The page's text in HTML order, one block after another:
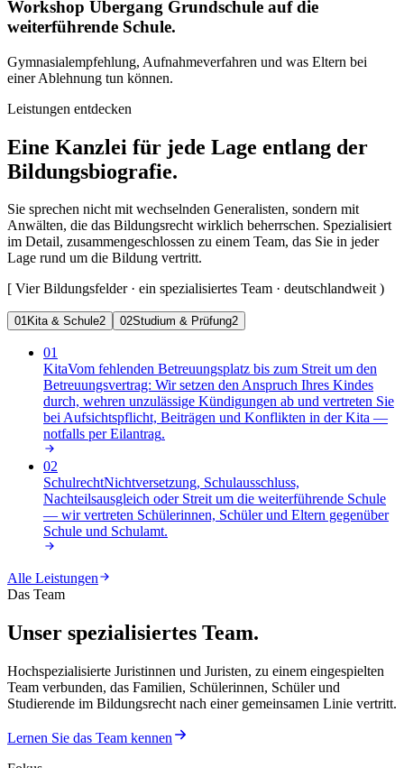
Workshop Übergang Grundschule auf die
weiterführende Schule.
Gymnasialempfehlung, Aufnahmeverfahren und was Eltern bei
einer Ablehnung tun können.
Leistungen entdecken
Eine Kanzlei für jede Lage entlang der
Bildungsbiografie.
Sie sprechen nicht mit wechselnden Generalisten, sondern mit
Anwälten, die das Bildungsrecht wirklich beherrschen. Spezialisiert
im Detail, zusammengeschlossen zu einem Team, das Sie in jeder
Lage rund um die Bildung vertritt.
[ Vier Bildungsfelder · ein spezialisiertes Team · deutschlandweit)
01Kita & Schule2 02Studium & Prüfung2
01
KitaVom fehlenden Betreuungsplatz bis zum Streit um den
Betreuungsvertrag: Wir setzen den Anspruch Ihres Kindes
durch, wehren unzulässige Kündigungen ab und vertreten Sie
bei Aufsichtspflicht, Beiträgen und Konflikten in der Kita —
notfalls per Eilantrag.
02
SchulrechtNichtversetzung, Schulausschluss,
Nachteilsausgleich oder Streit um die weiterführende Schule
— wir vertreten Schülerinnen, Schüler und Eltern gegenüber
Schule und Schulamt.
Alle Leistungen
Das Team
Unser spezialisiertes Team.
Hochspezialisierte Juristinnen und Juristen, zu einem eingespielten
Team verbunden, das Familien, Schülerinnen, Schüler und
Studierende im Bildungsrecht nach einer gemeinsamen Linie vertritt.
Lernen Sie das Team kennen